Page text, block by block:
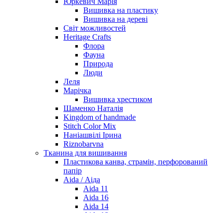
Вишивка на пластику
Вишивка на дереві
Світ можливостей
Heritage Crafts
Флора
Фауна
Природа
Люди
Леля
Марічка
Вишивка хрестиком
Шаменко Наталія
Kingdom of handmade
Stitch Color Mix
Наніашвілі Ірина
Riznobarvna
Тканина для вишивання
Пластикова канва, страмін, перфорований
папір
Aida / Аіда
Aida 11
Aida 16
Aida 14